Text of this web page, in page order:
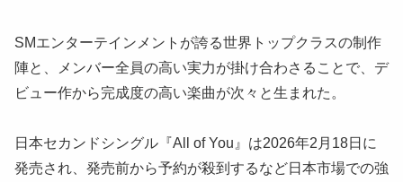
SMエンターテインメントが誇る世界トップクラスの制作
陣と、メンバー全員の高い実力が掛け合わさることで、デ
ビュー作から完成度の高い楽曲が次々と生まれた。
日本セカンドシングル『All of You』は2026年2月18日に
発売され、発売前から予約が殺到するなど日本市場での強